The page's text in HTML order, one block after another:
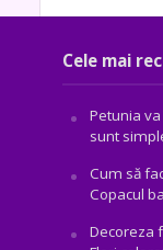
Cele mai
Petunia
sunt
Cum să
Copacul
Decoreza